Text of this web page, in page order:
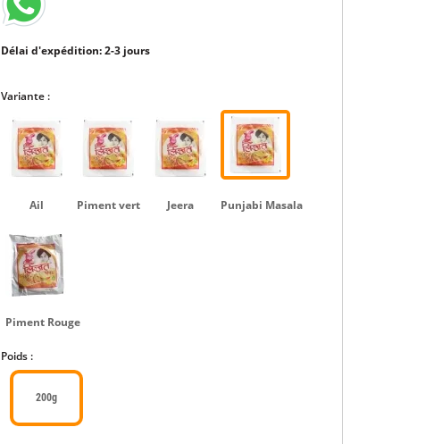
Délai d'expédition: 2-3 jours
Variante :
Ail Piment vert Jeera Punjabi Masala
Piment Rouge
Poids :
200g